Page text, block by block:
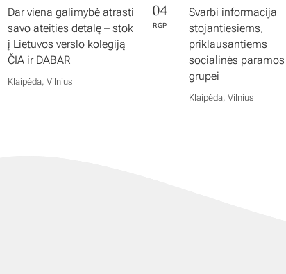
Dar viena galimybė atrasti
savo ateities detalę – stok
į Lietuvos verslo kolegiją
ČIA ir DABAR
04
RGP
Klaipėda, Vilnius
Svarbi informacija
stojantiesiems,
priklausantiems
socialinės paramos
grupei
Klaipėda, Vilnius